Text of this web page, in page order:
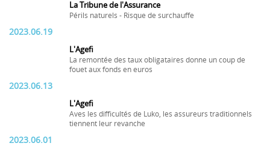
La Tribune de l'Assurance
Périls naturels - Risque de surchauffe
2023.06.19
L'Agefi
La remontée des taux obligataires donne un coup de
fouet aux fonds en euros
2023.06.13
L'Agefi
Aves les difficultés de Luko, les assureurs traditionnels
tiennent leur revanche
2023.06.01